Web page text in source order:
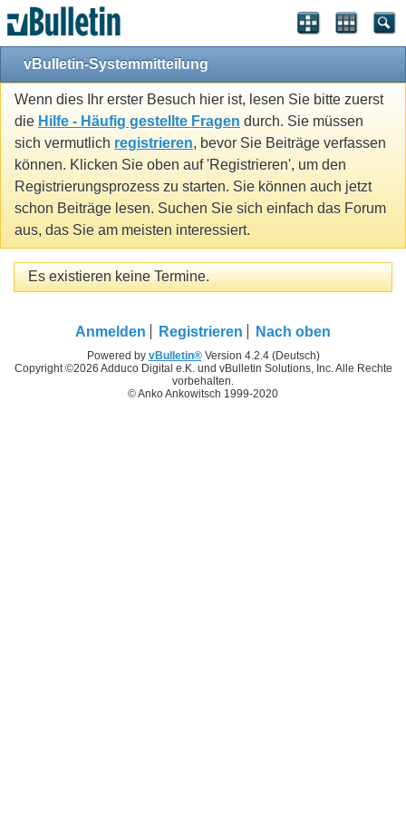
vBulletin-Systemmitteilung
Wenn dies Ihr erster Besuch hier ist, lesen Sie bitte zuerst
die Hilfe - Häufig gestellte Fragen durch. Sie müssen
sich vermutlich registrieren, bevor Sie Beiträge verfassen
können. Klicken Sie oben auf 'Registrieren', um den
Registrierungsprozess zu starten. Sie können auch jetzt
schon Beiträge lesen. Suchen Sie sich einfach das Forum
aus, das Sie am meisten interessiert.
Es existieren keine Termine.
Anmelden Registrieren Nach oben
Powered by vBulletin®Version 4.2.4 (Deutsch)
Copyright ©2026 Adduco Digital e.K. und vBulletin Solutions, Inc. Alle Rechte
vorbehalten.
© Anko Ankowitsch 1999-2020